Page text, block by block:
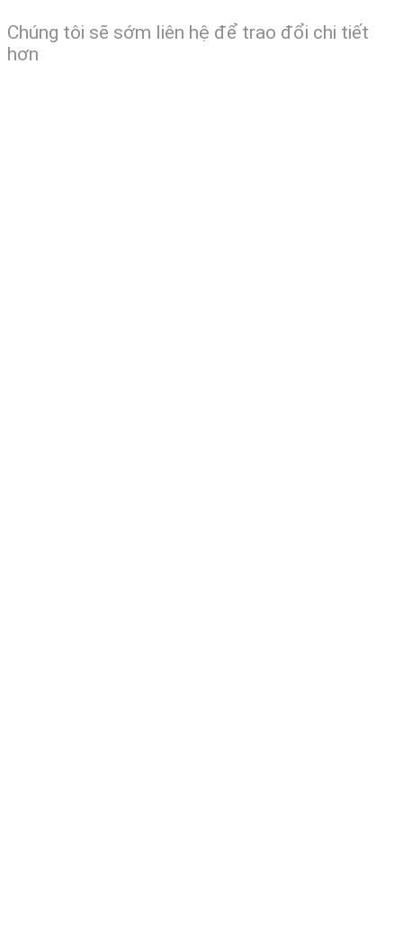
Chúng tôi sẽ sớm liên hệ để trao đổi chi tiết
hơn